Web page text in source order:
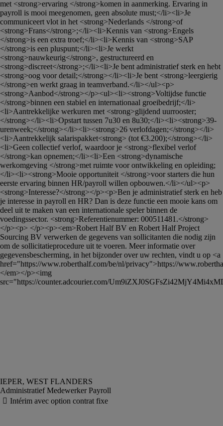
met <strong>ervaring </strong>komen in aanmerking. Ervaring in
payroll is mooi meegenomen, geen absolute must;</li><li>Je
communiceert vlot in het <strong>Nederlands </strong>of
<strong>Frans</strong>;</li><li>Kennis van <strong>Engels
</strong>is een extra troef;</li><li>Kennis van <strong>SAP
</strong>is een pluspunt;</li><li>Je werkt
<strong>nauwkeurig</strong>, gestructureerd en
<strong>discreet</strong>;</li><li>Je bent administratief sterk en hebt
<strong>oog voor detail;</strong></li><li>Je bent <strong>leergierig
</strong>en werkt graag in teamverband.</li></ul><p>
<strong>Aanbod</strong></p><ul><li><strong>Voltijdse functie
</strong>binnen een stabiel en internationaal groeibedrijf;</li>
<li>Aantrekkelijke werkuren met <strong>glijdend uurrooster;
</strong></li><li>Opstart tussen 7u30 en 8u30;</li><li><strong>39-
urenweek;</strong></li><li><strong>26 verlofdagen;</strong></li>
<li>Aantrekkelijk salarispakket<strong> (tot €3.200);</strong></li>
<li>Geen collectief verlof, waardoor je <strong>flexibel verlof
</strong>kan opnemen;</li><li>Een <strong>dynamische
werkomgeving </strong>met ruimte voor ontwikkeling en opleiding;
</li><li><strong>Mooie opportuniteit </strong>voor starters die hun
eerste ervaring binnen HR/payroll willen opbouwen.</li></ul><p>
<strong>Interesse?</strong></p><p>Ben je administratief sterk en heb
je interesse in payroll en HR? Dan is deze functie een mooie kans om
deel uit te maken van een internationale speler binnen de
voedingssector. <strong>Referentienummer: 000511481.</strong>
</p><p> </p><p><em>Robert Half BV en Robert Half Project
Sourcing BV verwerken de gegevens van sollicitanten die nodig zijn
om de sollicitatieprocedure uit te voeren. Meer informatie over
gegevensbescherming, in het bijzonder over uw rechten, vindt u op <a
href="https://www.roberthalf.com/be/nl/privacy">https://
</em></p><img
src="https://counter.adcourier.com/
Administratief Medewerker Payroll